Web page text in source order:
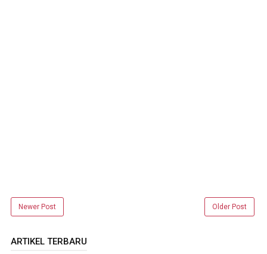
Newer Post Older Post
ARTIKEL TERBARU